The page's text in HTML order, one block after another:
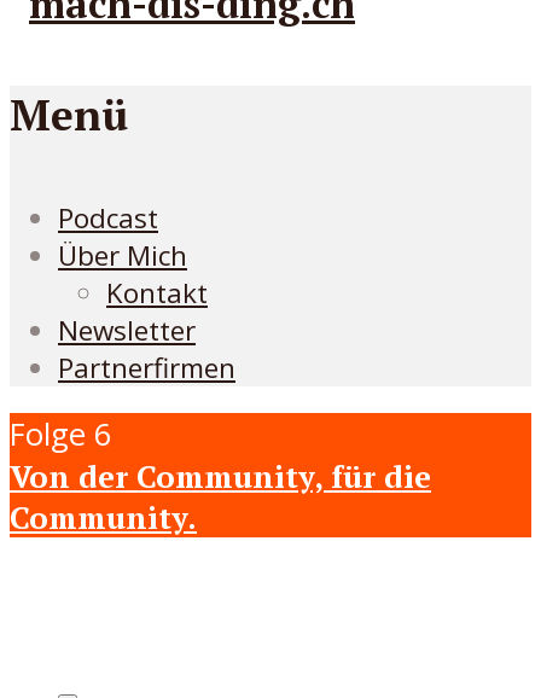
Menü
Podcast
Über Mich
Kontakt
Newsletter
Partnerfirmen
Folge 6
Von der Community, für die
Community.